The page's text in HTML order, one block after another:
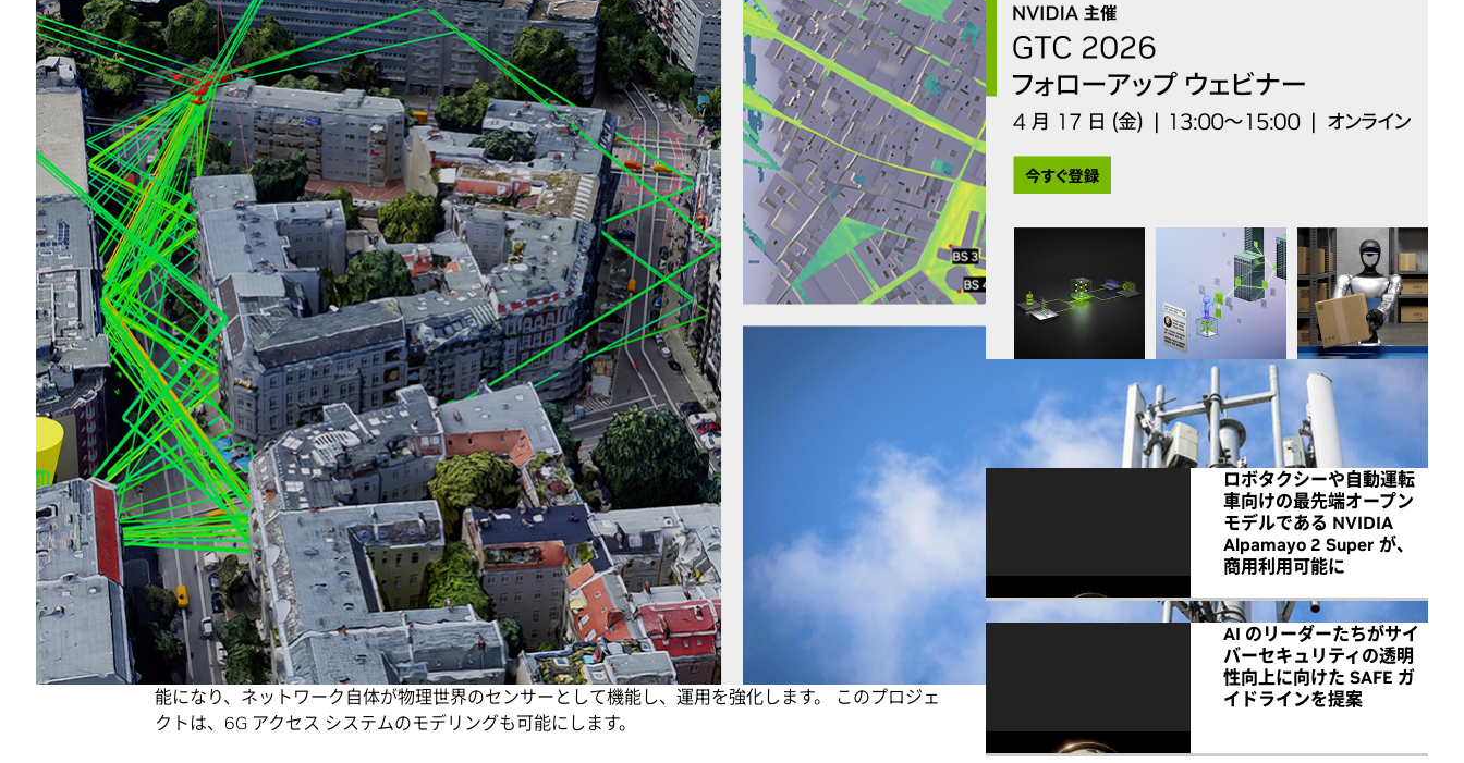
NVIDIA のプラットフォーム、ツール、ライブラリを使用して、欧州の通信機関は、最初から AI を組み
込んだ次世代携帯電話技術である 6G の開発を加速しています。
6G は、イノベーションの促進、新たなサービスの創出、顧客体験の向上、そして持続可能性を促進す
る AI ネイティブ プラットフォームです。 昨年のNVIDIA 6G Developer Programの開始以来、欧州 30
か国を超える200 社以上の通信団体が NVIDIA のテクノロジを活用して開発を加速しています。
イギリスでは、 科学ノベーション 技術省が NVIDIA との協業を発表し、通信分野における AI 開発の国
家目標を推進しています。イギリスの主要な大学は、AI ネイティブ無線ネットワークの研究開発を強
化するため、NVIDIA AI AerialとSionna を含む強力な AI ツール、6G 研究プラットフォーム、トレーニ
ングリソースへアクセスできるようになります。
イギリス データ保護通信担当国務大臣の Chris Bryant 氏は次のように述べています。「イギリス政府
と NVIDIA の本協力関係は、イギリスを先進的なコネクティビティ技術の開発における世界的なリーダ
ーにするという我々の志の重要な一歩となります。通信分野における AI の活用により、我が国のネッ
トワークはよりインテリジェントで効率的かつ信頼性の高いものとなり、世界トップレベルの学術機
関や研究者に最先端の AI ツールとトレーニングを提供することで、イギリス全土の人々のデジタル体
験の向上につながるイノベーションを加速させていきます。」
フィンランドでは、オウル大学がロボティクス シミュレーション向けの NVIDIA Isaac Sim リファレン
ス アプリケーションを活用して、合成 LiDAR データを用いたリアルタイム ネットワーク デジタル ツ
インで、無線チャネル推定の研究を行っています。
このプロジェクトにより、統合されたセンシングと通信 (ISAC) 向けの AI と機械学習の高度な開発が可
能になり、ネットワーク自体が物理世界のセンサーとして機能し、運用を強化します。 このプロジェ
クトは、6G アクセス システムのモデリングも可能にします。
All NVIDIA News
ロボタクシーや自動運転
車向けの最先端オープン
モデルである NVIDIA
Alpamayo 2 Super が、
商用利用可能に
AI のリーダーたちがサイ
バーセキュリティの透明
性向上に向けた SAFE ガ
イドラインを提案